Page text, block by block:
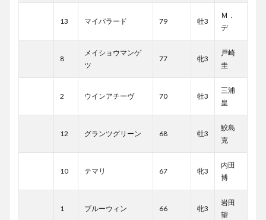
13 マイバラード 79 牡3
Ｍ．
デ
8
メイショウマンゲ
ツ
77 牝3
戸崎
圭
2 ウインアチーヴ 70 牡3
三浦
皇
12 グランツグリーン 68 牡3
鮫島
克
10 テマリ 67 牝3
内田
博
1 ブルーウィン 66 牝3
岩田
望